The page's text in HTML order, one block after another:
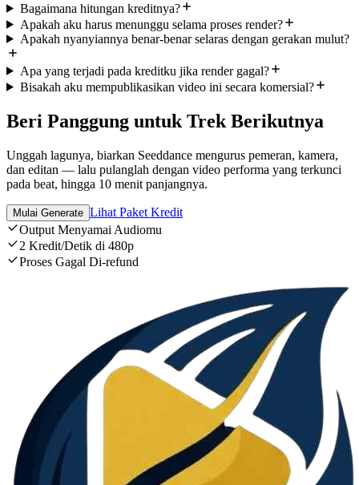
Bagaimana hitungan kreditnya?
Apakah aku harus menunggu selama proses render?
Apakah nyanyiannya benar-benar selaras dengan gerakan mulut?
Apa yang terjadi pada kreditku jika render gagal?
Bisakah aku mempublikasikan video ini secara komersial?
Beri Panggung untuk Trek Berikutnya
Unggah lagunya, biarkan Seeddance mengurus pemeran, kamera,
dan editan — lalu pulanglah dengan video performa yang terkunci
pada beat, hingga 10 menit panjangnya.
Mulai Generate Lihat Paket Kredit
Output Menyamai Audiomu
2 Kredit/Detik di 480p
Proses Gagal Di-refund